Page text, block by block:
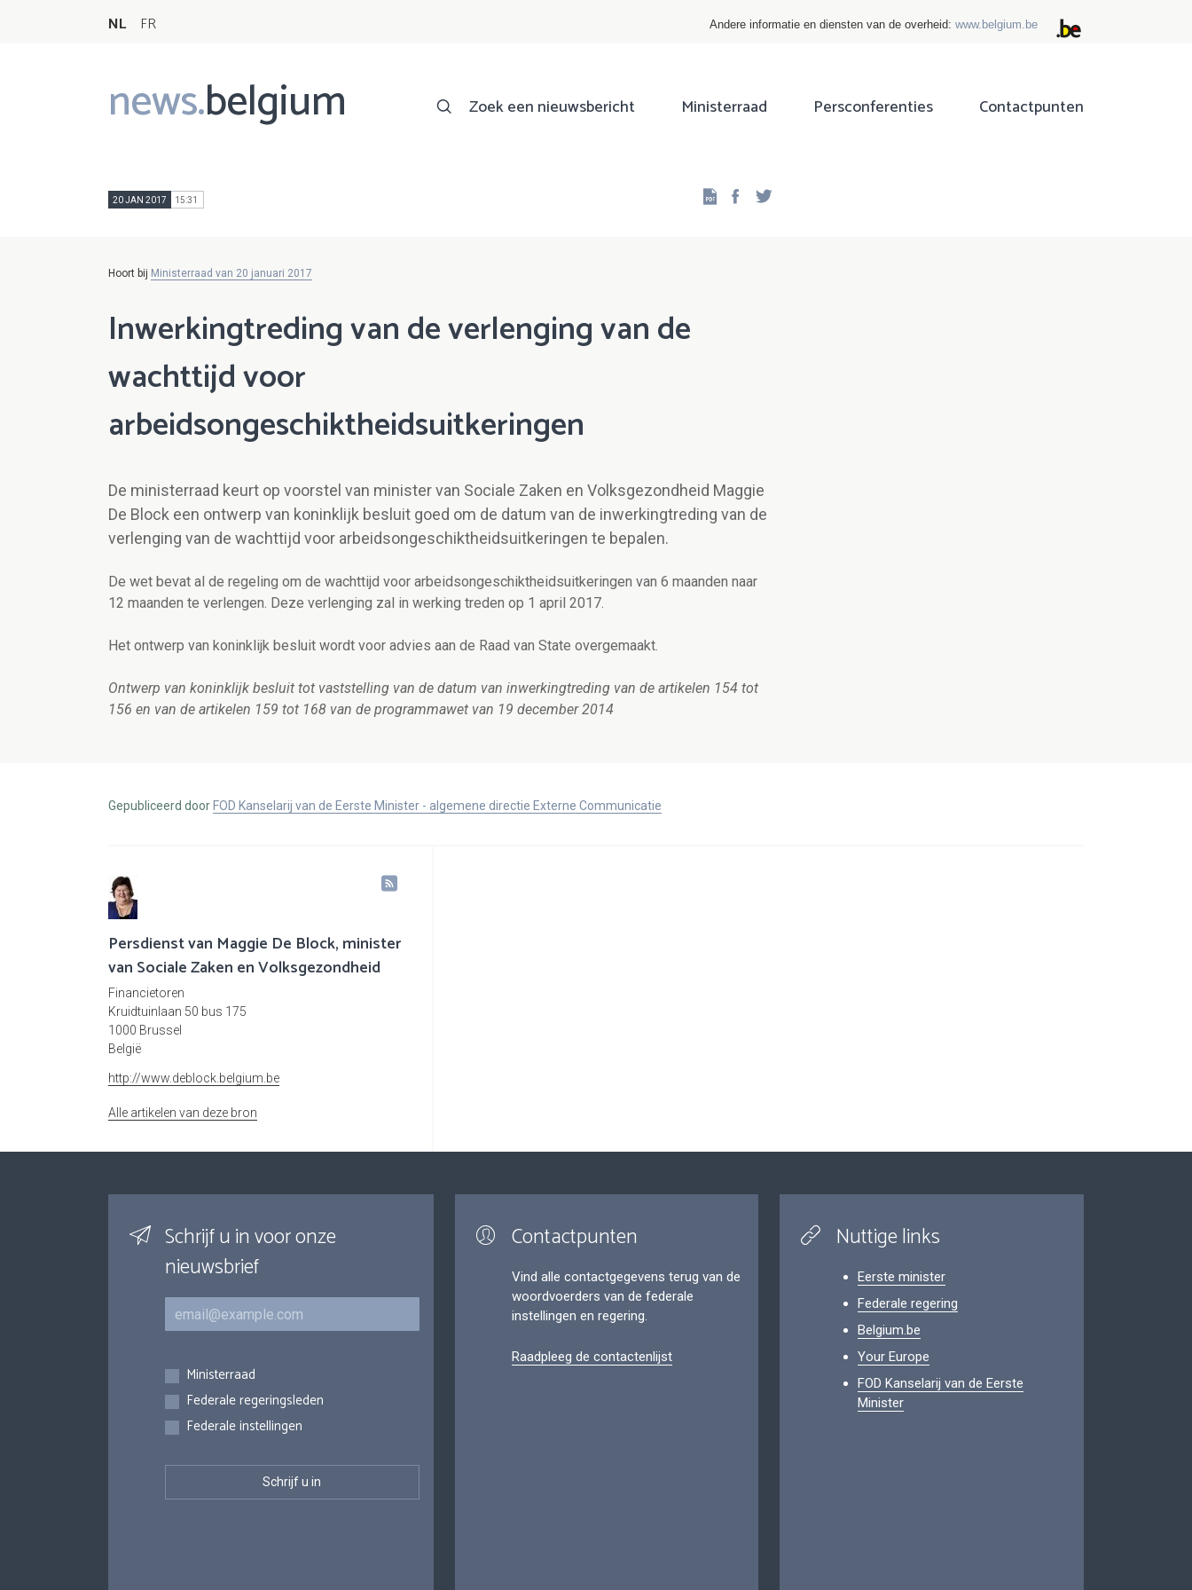
NL FR Andere informatie en diensten van de overheid: www.belgium.be
news.belgium
Main
navigation
Zoek een nieuwsbericht Ministerraad Persconferenties Contactpunten
20 JAN 2017 15:31 Facebook
Hoort bij Ministerraad van 20 januari 2017
Inwerkingtreding van de verlenging van de
wachttijd voor
arbeidsongeschiktheidsuitkeringen
De ministerraad keurt op voorstel van minister van Sociale Zaken en Volksgezondheid Maggie
De Block een ontwerp van koninklijk besluit goed om de datum van de inwerkingtreding van de
verlenging van de wachttijd voor arbeidsongeschiktheidsuitkeringen te bepalen.
De wet bevat al de regeling om de wachttijd voor arbeidsongeschiktheidsuitkeringen van 6 maanden naar
12 maanden te verlengen. Deze verlenging zal in werking treden op 1 april 2017.
Het ontwerp van koninklijk besluit wordt voor advies aan de Raad van State overgemaakt.
Ontwerp van koninklijk besluit tot vaststelling van de datum van inwerkingtreding van de artikelen 154 tot
156 en van de artikelen 159 tot 168 van de programmawet van 19 december 2014
Gepubliceerd door FOD Kanselarij van de Eerste Minister - algemene directie Externe Communicatie
Persdienst van Maggie De Block, minister
van Sociale Zaken en Volksgezondheid
Financietoren
Kruidtuinlaan 50 bus 175
1000 Brussel
België
http://www.deblock.belgium.be
Alle artikelen van deze bron
Schrijf u in voor onze
nieuwsbrief
E-mail
Inschrijvingen
Ministerraad
Federale regeringsleden
Federale instellingen
Contactpunten
Vind alle contactgegevens terug van de
woordvoerders van de federale
instellingen en regering.
Raadpleeg de contactenlijst
Nuttige links
Eerste minister
Federale regering
Belgium.be
Your Europe
FOD Kanselarij van de Eerste
Minister